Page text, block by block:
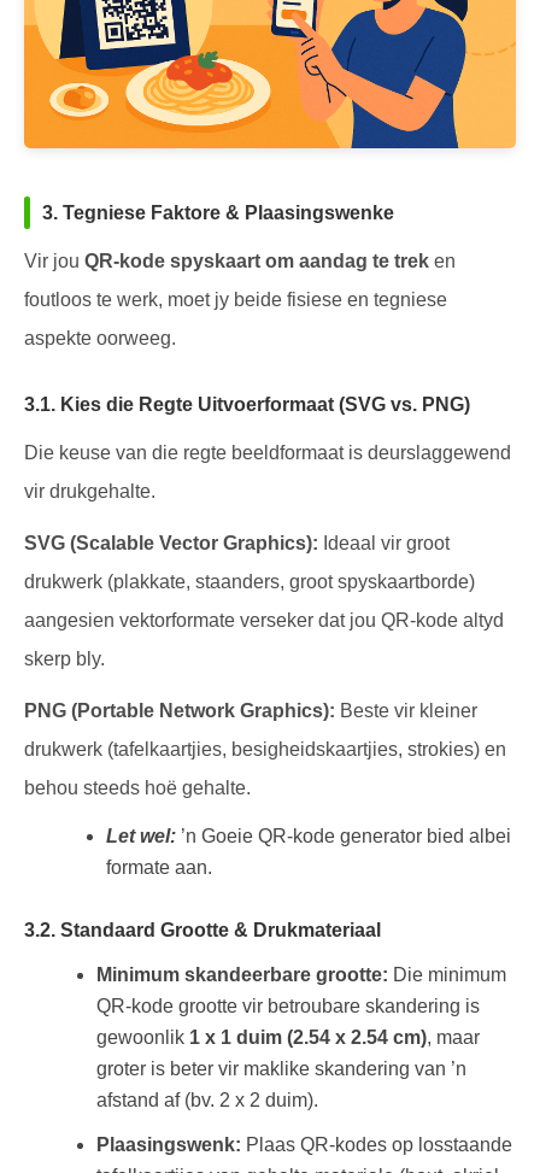
3. Tegniese Faktore & Plaasingswenke
Vir jou QR-kode spyskaart om aandag te trek en
foutloos te werk, moet jy beide fisiese en tegniese
aspekte oorweeg.
3.1. Kies die Regte Uitvoerformaat (SVG vs. PNG)
Die keuse van die regte beeldformaat is deurslaggewend
vir drukgehalte.
SVG (Scalable Vector Graphics): Ideaal vir groot
drukwerk (plakkate, staanders, groot spyskaartborde)
aangesien vektorformate verseker dat jou QR-kode altyd
skerp bly.
PNG (Portable Network Graphics): Beste vir kleiner
drukwerk (tafelkaartjies, besigheidskaartjies, strokies) en
behou steeds hoë gehalte.
Let wel: ’n Goeie QR-kode generator bied albei
formate aan.
3.2. Standaard Grootte & Drukmateriaal
Minimum skandeerbare grootte: Die minimum
QR-kode grootte vir betroubare skandering is
gewoonlik 1 x 1 duim (2.54 x 2.54 cm), maar
groter is beter vir maklike skandering van ’n
afstand af (bv. 2 x 2 duim).
Plaasingswenk: Plaas QR-kodes op losstaande